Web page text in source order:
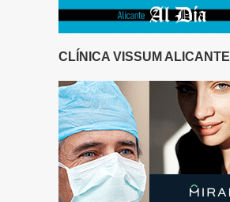
CLÍNICA VISSUM ALICANTE